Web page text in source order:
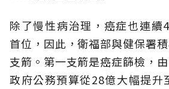
除了慢性病治理，癌症也連續
首位，因此，衛福部與健保署
支箭。第一支箭是癌症篩檢，
政府公務預算從28億大幅提升